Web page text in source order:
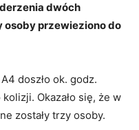
dwóch
przewieziono do
doszło ok. godz.
Okazało się, że w
zostały trzy osoby.